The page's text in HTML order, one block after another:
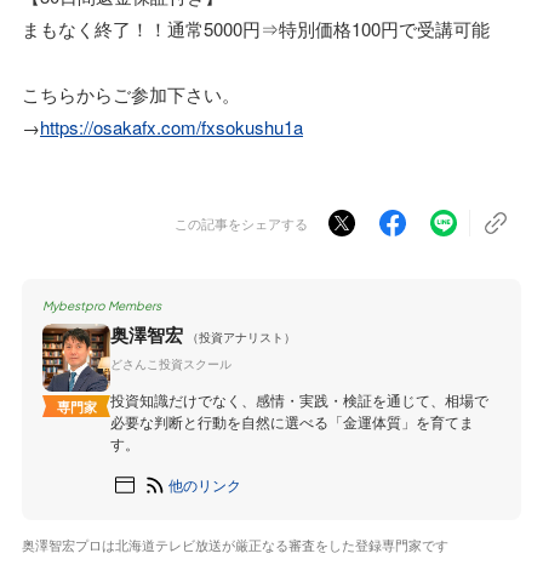
まもなく終了！！通常5000円⇒特別価格100円で受講可能
こちらからご参加下さい。
→https://osakafx.com/fxsokushu1a
この記事をシェアする
Mybestpro Members
専門家
奥澤智宏
（投資アナリスト）
どさんこ投資スクール
投資知識だけでなく、感情・実践・検証を通じて、相場で
必要な判断と行動を自然に選べる「金運体質」を育てま
す。
他のリンク
奥澤智宏プロは北海道テレビ放送が厳正なる審査をした登録専門家です